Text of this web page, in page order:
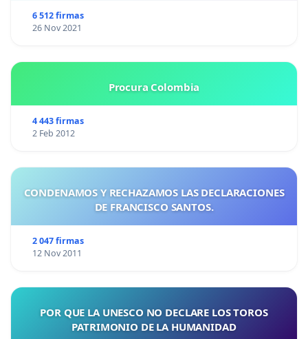
6 512 firmas
26 Nov 2021
Procura Colombia
4 443 firmas
2 Feb 2012
CONDENAMOS Y RECHAZAMOS LAS DECLARACIONES
DE FRANCISCO SANTOS.
2 047 firmas
12 Nov 2011
POR QUE LA UNESCO NO DECLARE LOS TOROS
PATRIMONIO DE LA HUMANIDAD